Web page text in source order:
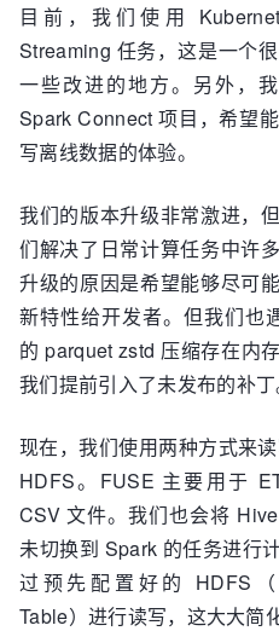
目前，我们使用
Streaming 任务，这是一个
一些改进的地方。另外，
Spark Connect 项目，希望
写离线数据的体验。
我们的版本升级非常激进，
们解决了日常计算任务中许
升级的原因是希望能够尽可
新特性给开发者。但我们也
的 parquet zstd 压缩存在内
我们提前引入了未发布的补丁
现在，我们使用两种方式来
HDFS。FUSE 主要用于
CSV 文件。我们也会将
未切换到 Spark 的任务进行
过预先配置好的 HDFS
Table）进行读写，这大大简